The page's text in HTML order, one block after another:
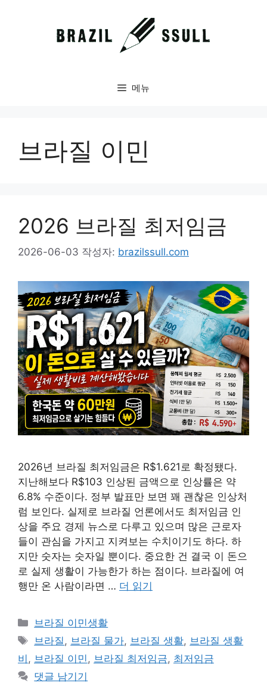
메뉴
브라질 이민
2026 브라질 최저임금
2026-06-03 작성자: brazilssull.com
2026년 브라질 최저임금은 R$1.621로 확정됐다.
지난해보다 R$103 인상된 금액으로 인상률은 약
6.8% 수준이다. 정부 발표만 보면 꽤 괜찮은 인상처
럼 보인다. 실제로 브라질 언론에서도 최저임금 인
상을 주요 경제 뉴스로 다루고 있으며 많은 근로자
들이 관심을 가지고 지켜보는 수치이기도 하다. 하
지만 숫자는 숫자일 뿐이다. 중요한 건 결국 이 돈으
로 실제 생활이 가능한가 하는 점이다. 브라질에 여
행만 온 사람이라면 … 더 읽기
카
테
리
브라질 이민생활
태
그
브라질 , 브라질 물가, 브라질 생활, 브라질 생활
비 , 브라질 이민 , 브라질 최저임금, 최저임금
댓글 남기기